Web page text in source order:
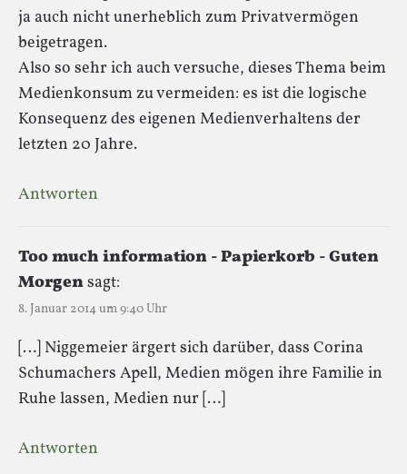
ja auch nicht unerheblich zum Privatvermögen
beigetragen.
Also so sehr ich auch versuche, dieses Thema beim
Medienkonsum zu vermeiden: es ist die logische
Konsequenz des eigenen Medienverhaltens der
letzten 20 Jahre.
Antworten
Too much information - Papierkorb - Guten
Morgensagt:
8. Januar 2014 um 9:40 Uhr
[…] Niggemeier ärgert sich darüber, dass Corina
Schumachers Apell, Medien mögen ihre Familie in
Ruhe lassen, Medien nur […]
Antworten